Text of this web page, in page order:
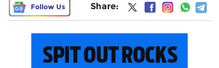
Follow Us Share: